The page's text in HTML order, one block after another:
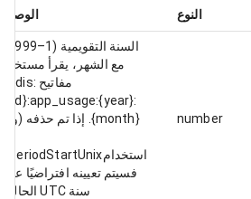
النوع الوصف
number
مع الشهر، يقرأ مستخدم
مفاتيح Redis:
{uid}:app_usage:{year}:
{month}. إذا تم حذفه (ولم
فسيتم تعيينه افتراضيًا على
سنة UTC الحالية.